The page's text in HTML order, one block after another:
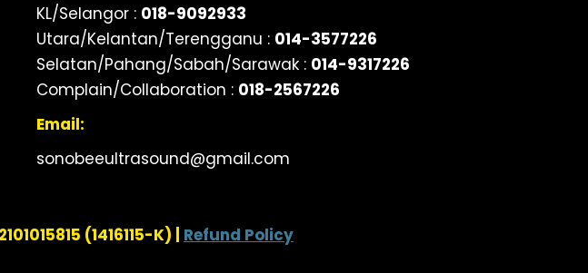
KL/Selangor : 018-9092933
Utara/Kelantan/Terengganu : 014-3577226
Selatan/Pahang/Sabah/Sarawak : 014-9317226
Complain/Collaboration : 018-2567226
Email:
sonobeeultrasound@gmail.com
(1416115-K) | Refund Policy